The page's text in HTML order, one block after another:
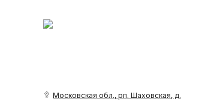
Московская обл., рп. Шаховская, д.